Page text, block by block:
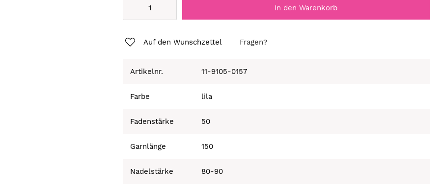
In den Warenkorb
Auf den Wunschzettel Fragen?
Artikelnr. 11-9105-0157
Farbe lila
Fadenstärke 50
Garnlänge 150
Nadelstärke 80-90